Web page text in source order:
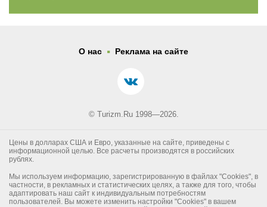
О нас . Реклама на сайте
© Turizm.Ru 1998—2026.
Цены в долларах США и Евро, указанные на сайте, приведены с
информационной целью. Все расчеты производятся в российских
рублях.
Мы используем информацию, зарегистрированную в файлах "Cookies", в
частности, в рекламных и статистических целях, а также для того, чтобы
адаптировать наш сайт к индивидуальным потребностям
пользователей. Вы можете изменить настройки "Cookies" в вашем